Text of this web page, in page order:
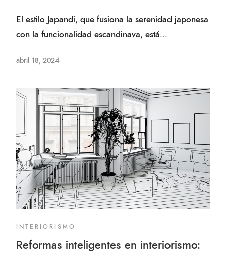
El estilo Japandi, que fusiona la serenidad japonesa
con la funcionalidad escandinava, está...
abril 18, 2024
INTERIORISMO
Reformas inteligentes en interiorismo: